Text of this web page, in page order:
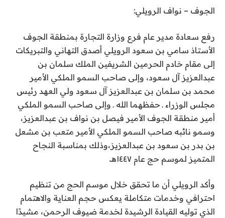
الجوف – نواف الرويلي:
رفع سعادة مدير عام فرع وزارة التجارة بمنطقة الجوف
الأستاذ سامي بن سعود الرويلي أصدق التهاني والتبريكات
إلى مقام خادم الحرمين الشريفين الملك سلمان بن
عبدالعزيز آل سعود، وإلى صاحب السمو الملكي الأمير
محمد بن سلمان بن عبدالعزيز آل سعود ولي العهد رئيس
مجلس الوزراء ـ حفظهما الله ـ وإلى صاحب السمو الملكي
أمير منطقة الجوف الأمير فيصل بن نواف بن عبدالعزيز،
وسمو نائبه صاحب السمو الملكي الأمير متعب بن مشعل
بن بدر بن سعود بن عبدالعزيز،وذلك بمناسبة النجاح
المتميز لموسم حج عام ١٤٤٧هـ.
وأكد الرويلي أن ما تحقق خلال موسم الحج من تنظيم
احترافي وخدمات متكاملة يعكس حجم العناية والاهتمام
الذي توليه القيادة الرشيدة لخدمة ضيوف الرحمن، مشيدًا